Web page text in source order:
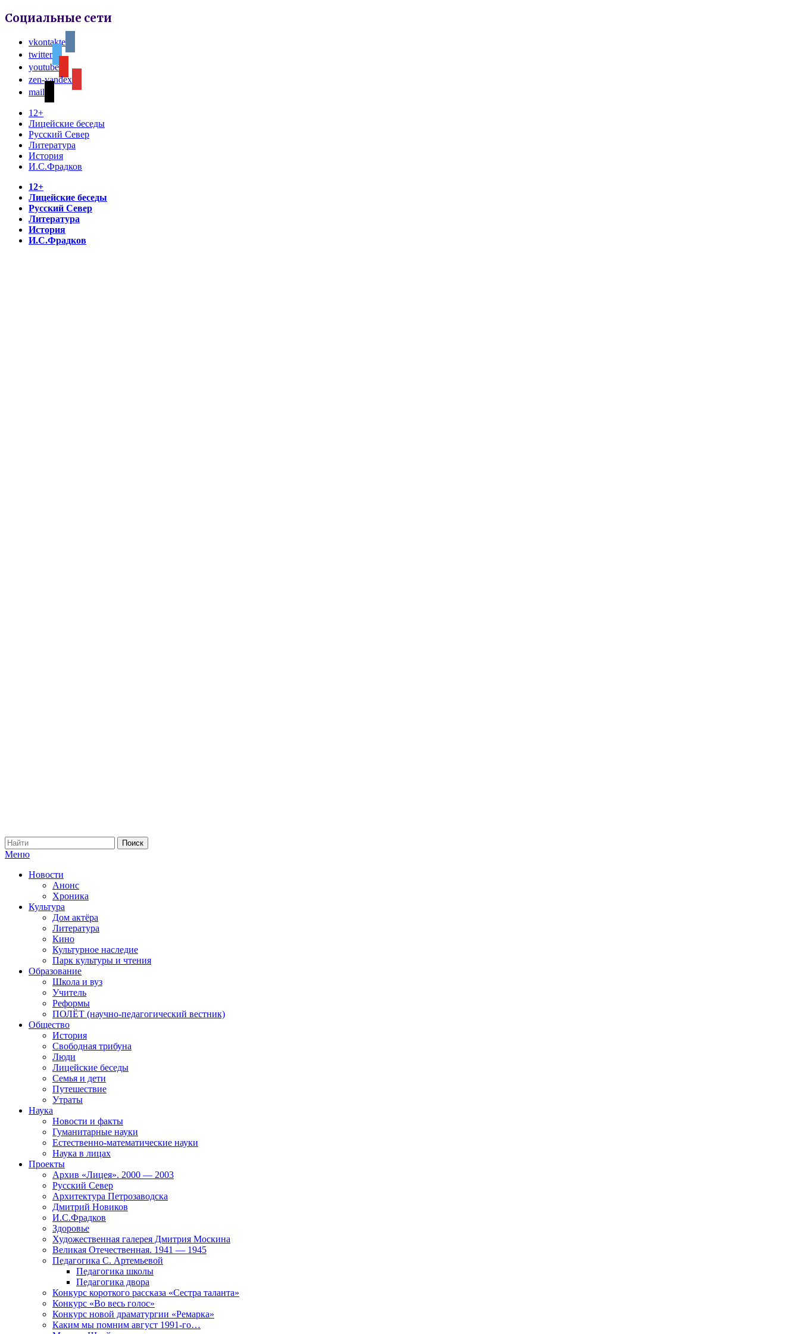
Социальные сети
vkontakte
twitter
youtube
zen-yandex
mail
12+
Лицейские беседы
Русский Север
Литература
История
И.С.Фрадков
12+
Лицейские беседы
Русский Север
Литература
История
И.С.Фрадков
Меню
Новости
Анонс
Хроника
Культура
Дом актёра
Литература
Кино
Культурное наследие
Парк культуры и чтения
Образование
Школа и вуз
Учитель
Реформы
ПОЛЁТ (научно-педагогический вестник)
Общество
История
Свободная трибуна
Люди
Лицейские беседы
Семья и дети
Путешествие
Утраты
Наука
Новости и факты
Гуманитарные науки
Естественно-математические науки
Наука в лицах
Проекты
Архив «Лицея». 2000 — 2003
Русский Север
Архитектура Петрозаводска
Дмитрий Новиков
И.С.Фрадков
Здоровье
Художественная галерея Дмитрия Москина
Великая Отечественная. 1941 — 1945
Педагогика С. Артемьевой
Педагогика школы
Педагогика двора
Конкурс короткого рассказа «Сестра таланта»
Конкурс «Во весь голос»
Конкурс новой драматургии «Ремарка»
Каким мы помним август 1991-го…